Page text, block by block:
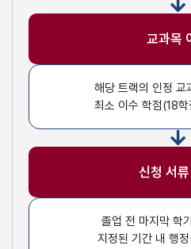
교과목
해당 트랙의 인정 교
최소 이수 학점(18
신청 서
졸업 전 마지막 학
지정된 기간 내 행